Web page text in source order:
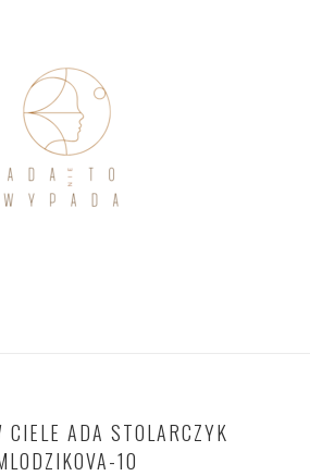
CIELE ADA STOLARCZYK
10